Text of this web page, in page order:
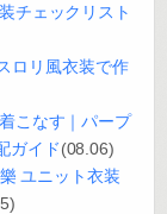
チェックリスト
ロリ風衣装で作
こなす｜パープ
ガイド(08.06)
ユニット衣装